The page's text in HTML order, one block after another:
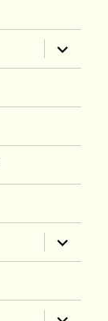
öffnen
öffnen